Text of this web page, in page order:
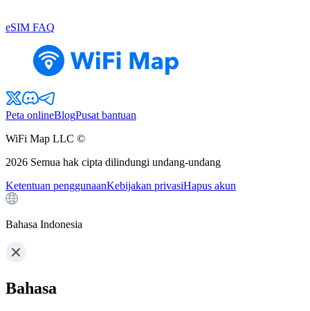
eSIM FAQ
Peta onlineBlogPusat bantuan
WiFi Map LLC ©
2026 Semua hak cipta dilindungi undang-undang
Ketentuan penggunaanKebijakan privasiHapus akun
Bahasa Indonesia
Bahasa